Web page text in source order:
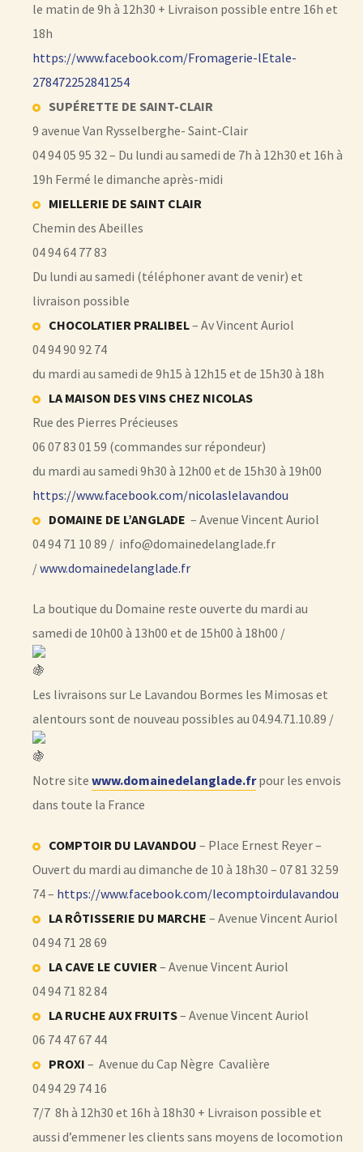
le matin de 9h à 12h30 + Livraison possible entre 16h et
18h
https://www.facebook.com/Fromagerie-lEtale-
278472252841254
SUPÉRETTE DE SAINT-CLAIR
9 avenue Van Rysselberghe- Saint-Clair
04 94 05 95 32 – Du lundi au samedi de 7h à 12h30 et 16h à
19h Fermé le dimanche après-midi
MIELLERIE DE SAINT CLAIR
Chemin des Abeilles
04 94 64 77 83
Du lundi au samedi (téléphoner avant de venir) et
livraison possible
CHOCOLATIER PRALIBEL– Av Vincent Auriol
04 94 90 92 74
du mardi au samedi de 9h15 à 12h15 et de 15h30 à 18h
LA MAISON DES VINS CHEZ NICOLAS
Rue des Pierres Précieuses
06 07 83 01 59 (commandes sur répondeur)
du mardi au samedi 9h30 à 12h00 et de 15h30 à 19h00
https://www.facebook.com/nicolaslelavandou
DOMAINE DE L’ANGLADE – Avenue Vincent Auriol
04 94 71 10 89 / info@domainedelanglade.fr
/www.domainedelanglade.fr
La boutique du Domaine reste ouverte du mardi au
samedi de 10h00 à 13h00 et de 15h00 à 18h00 /
Les livraisons sur Le Lavandou Bormes les Mimosas et
alentours sont de nouveau possibles au 04.94.71.10.89 /
Notre site www.domainedelanglade.frpour les envois
dans toute la France
COMPTOIR DU LAVANDOU – Place Ernest Reyer –
Ouvert du mardi au dimanche de 10 à 18h30 – 07 81 32 59
74 – https://www.facebook.com/lecomptoirdulavandou
LA RÔTISSERIE DU MARCHE – Avenue Vincent Auriol
04 94 71 28 69
LA CAVE LE CUVIER– Avenue Vincent Auriol
04 94 71 82 84
LA RUCHE AUX FRUITS– Avenue Vincent Auriol
06 74 47 67 44
PROXI – Avenue du Cap Nègre Cavalière
04 94 29 74 16
7/7 8h à 12h30 et 16h à 18h30 + Livraison possible et
aussi d’emmener les clients sans moyens de locomotion